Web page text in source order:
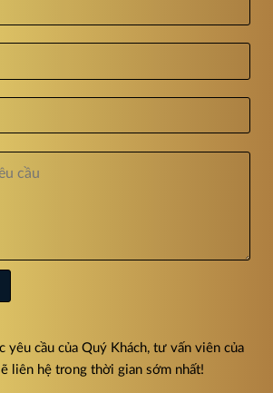
yêu cầu của Quý Khách, tư vấn viên của
liên hệ trong thời gian sớm nhất!